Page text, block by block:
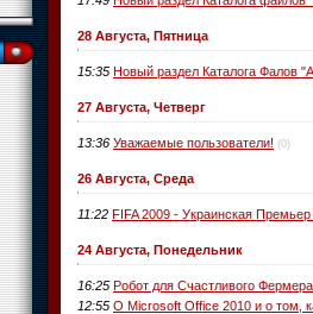
28 Августа, Пятница
15:35 Новый раздел Каталога Фалов
27 Августа, Четверг
13:36 Уважаемые пользователи! (0)
26 Августа, Среда
11:22 FIFA 2009 - Украинская Премьер
24 Августа, Понедельник
16:25 Робот для Счастливого Фермера
12:55 О Microsoft Office 2010 и о том,